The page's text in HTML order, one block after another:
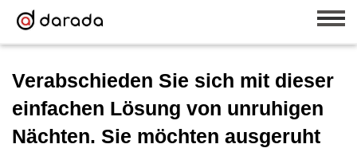
Verabschieden Sie sich mit dieser
einfachen Lösung von unruhigen
Nächten. Sie möchten ausgeruht